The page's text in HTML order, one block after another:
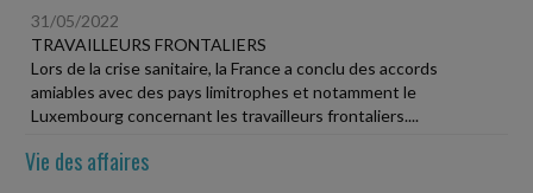
31/05/2022
TRAVAILLEURS FRONTALIERS
Lors de la crise sanitaire, la France a conclu des accords
amiables avec des pays limitrophes et notamment le
Luxembourg concernant les travailleurs frontaliers....
Vie des affaires